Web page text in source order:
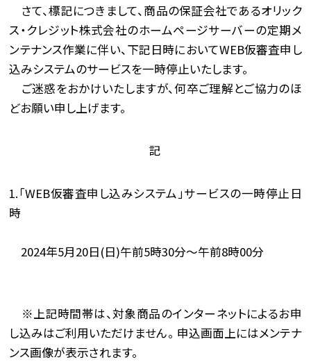
さて、標記につきまして、商品の保証会社であるオリック
ス・クレジット株式会社のホームページサーバーの定期メ
ンテナンス作業に伴い、下記日時においてWEB仮審査申し
込みシステムのサービスを一時停止いたします。
ご迷惑をおかけいたしますが、何卒ご理解とご協力のほ
どお願い申し上げます。
記
1.「WEB仮審査申し込みシステム」サービスの一時停止日
時
2024年5月20日(日)午前5時30分～午前8時00分
※上記時間帯は、対象商品のインターネットによるお申
し込みはご利用いただけません。 申込画面上にはメンテナ
ンス画像が表示されます。